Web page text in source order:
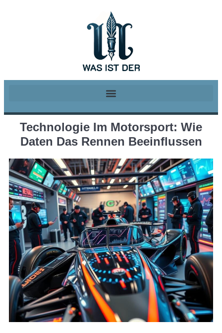
Technologie Im Motorsport: Wie
Daten Das Rennen Beeinflussen